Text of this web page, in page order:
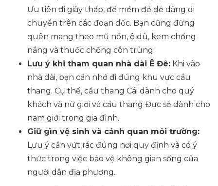
Ưu tiên đi giày thấp, đế mềm để dễ dàng di
chuyển trên các đoạn dốc. Bạn cũng đừng
quên mang theo mũ nón, ô dù, kem chống
nắng và thuốc chống côn trùng.
Lưu ý khi tham quan nhà dài Ê Đê: Khi vào
nhà dài, bạn cần nhớ đi đúng khu vực cầu
thang. Cụ thể, cầu thang Cái dành cho quý
khách và nữ giới và cầu thang Đực sẽ dành cho
nam giới trong gia đình.
Giữ gìn vệ sinh và cảnh quan môi trường:
Lưu ý cần vứt rác đúng nơi quy định và có ý
thức trong việc bảo vệ không gian sống của
người dân địa phương.